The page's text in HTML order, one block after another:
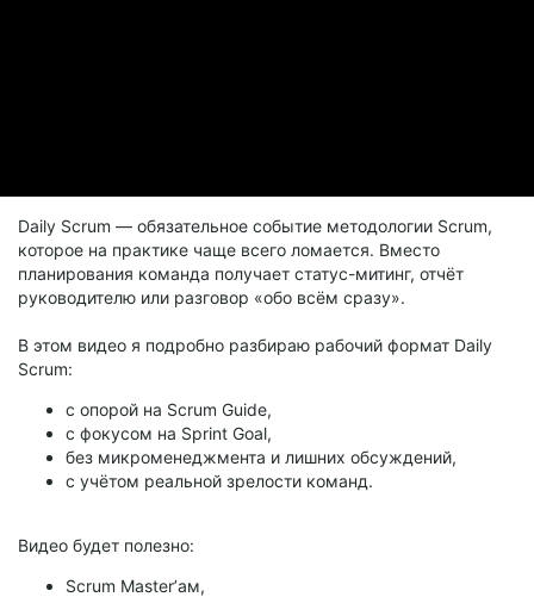
Daily Scrum — обязательное событие методологии Scrum,
которое на практике чаще всего ломается. Вместо
планирования команда получает статус-митинг, отчёт
руководителю или разговор «обо всём сразу».
В этом видео я подробно разбираю рабочий формат Daily
Scrum:
с опорой на Scrum Guide,
с фокусом на Sprint Goal,
без микроменеджмента и лишних обсуждений,
с учётом реальной зрелости команд.
Видео будет полезно:
Scrum Master’ам,